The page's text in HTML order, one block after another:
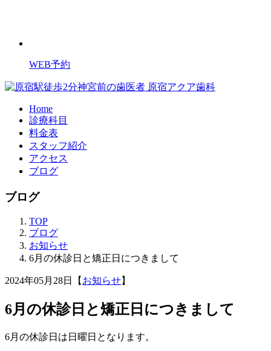
WEB予約
Home
診療科目
料金表
スタッフ紹介
アクセス
ブログ
ブログ
TOP
ブログ
お知らせ
6月の休診日と矯正日につきまして
2024年05月28日【 お知らせ】
6月の休診日と矯正日につきまして
6月の休診日は日曜日となります。